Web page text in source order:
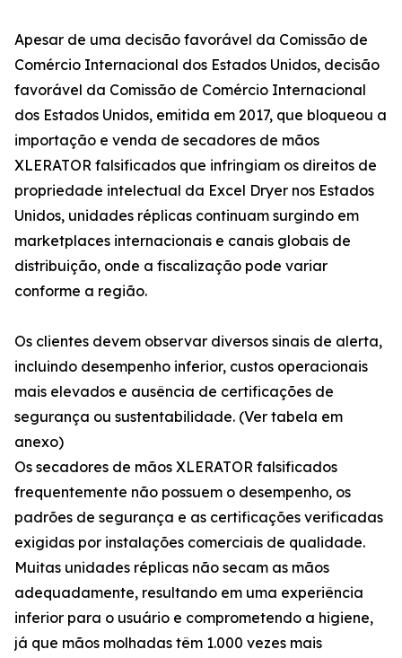
Apesar de uma decisão favorável da Comissão de
Comércio Internacional dos Estados Unidos, decisão
favorável da Comissão de Comércio Internacional
dos Estados Unidos, emitida em 2017, que bloqueou a
importação e venda de secadores de mãos
XLERATOR falsificados que infringiam os direitos de
propriedade intelectual da Excel Dryer nos Estados
Unidos, unidades réplicas continuam surgindo em
marketplaces internacionais e canais globais de
distribuição, onde a fiscalização pode variar
conforme a região.
Os clientes devem observar diversos sinais de alerta,
incluindo desempenho inferior, custos operacionais
mais elevados e ausência de certificações de
segurança ou sustentabilidade. (Ver tabela em
anexo)
Os secadores de mãos XLERATOR falsificados
frequentemente não possuem o desempenho, os
padrões de segurança e as certificações verificadas
exigidas por instalações comerciais de qualidade.
Muitas unidades réplicas não secam as mãos
adequadamente, resultando em uma experiência
inferior para o usuário e comprometendo a higiene,
já que mãos molhadas têm 1.000 vezes mais